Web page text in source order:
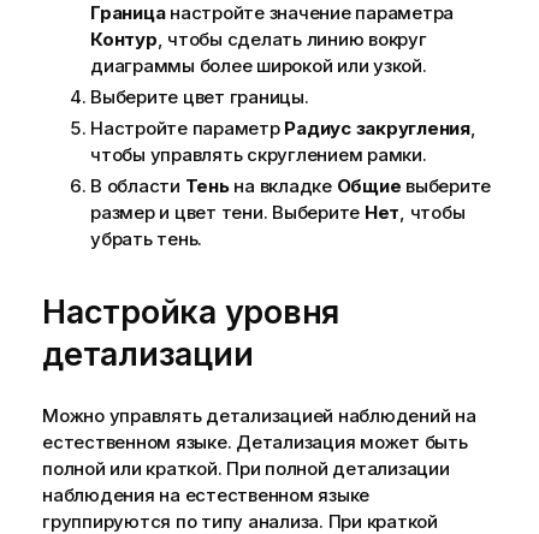
Границанастройте значение параметра
Контур, чтобы сделать линию вокруг
диаграммы более широкой или узкой.
Выберите цвет границы.
Настройте параметр Радиус закругления,
чтобы управлять скруглением рамки.
В области Теньна вкладке Общие выберите
размер и цвет тени. Выберите Нет, чтобы
убрать тень.
Настройка уровня
детализации
Можно управлять детализацией наблюдений на
естественном языке. Детализация может быть
полной или краткой. При полной детализации
наблюдения на естественном языке
группируются по типу анализа. При краткой